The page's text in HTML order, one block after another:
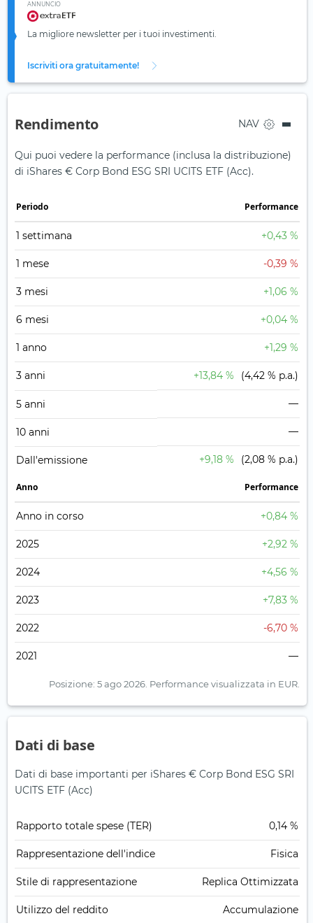
ANNUNCIO
La migliore newsletter per i tuoi investimenti.
Iscriviti ora gratuitamente!
Rendimento NAV
Qui puoi vedere la performance (inclusa la distribuzione)
di iShares € Corp Bond ESG SRI UCITS ETF (Acc).
Periodo Performance
1 settimana +0,43 %
1 mese -0,39 %
3 mesi +1,06 %
6 mesi +0,04 %
1 anno +1,29 %
3 anni +13,84 % (4,42 % p.a.)
5 anni —
10 anni —
Dall'emissione +9,18 % (2,08 % p.a.)
Anno Performance
Anno in corso +0,84 %
2025 +2,92 %
2024 +4,56 %
2023 +7,83 %
2022 -6,70 %
2021 —
Posizione: 5 ago 2026. Performance visualizzata in EUR.
Dati di base
Dati di base importanti per iShares € Corp Bond ESG SRI
UCITS ETF (Acc)
Rapporto totale spese (TER) 0,14 %
Rappresentazione dell'indice Fisica
Stile di rappresentazione Replica Ottimizzata
Utilizzo del reddito Accumulazione